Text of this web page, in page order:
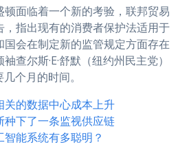
面临着一个新的考验，联邦贸易
指出现有的消费者保护法适用于
国会在制定新的监管规定方面存在
查尔斯·E·舒默（纽约州民主党）
个月的时间。
关的数据中心成本上升
种下了一条监视供应链
能系统有多聪明？